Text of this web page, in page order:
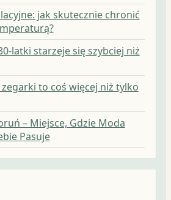
jak skutecznie chronić
latki starzeje się szybciej niż
to coś więcej niż tylko
– Miejsce, Gdzie Moda
Pasuje